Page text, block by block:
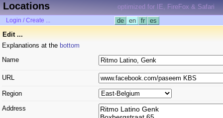
Locations optimized for IE, FireFox & Safari
Login / Create ... de en fr
es
Edit ...
Explanations at the bottom
Name
URL
Region
Address